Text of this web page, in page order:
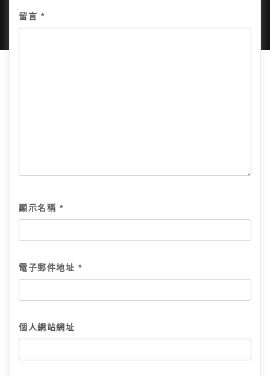
留言 *
顯示名稱 *
電子郵件地址*
個人網站網址